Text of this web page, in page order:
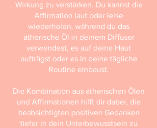
Wirkung zu verstärken. Du kannst die
Affirmation laut oder leise
wiederholen, während du das
ätherische Öl in deinem Diffuser
verwendest, es auf deine Haut
aufträgst oder es in deine tägliche
Routine einbaust.
Die Kombination aus ätherischen Ölen
und Affirmationen hilft dir dabei, die
beabsichtigten positiven Gedanken
tiefer in dein Unterbewusstsein zu